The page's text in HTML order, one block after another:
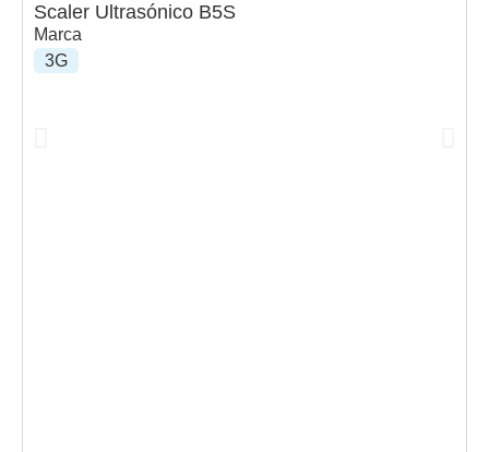
Scaler Ultrasónico B5S
Marca
3G